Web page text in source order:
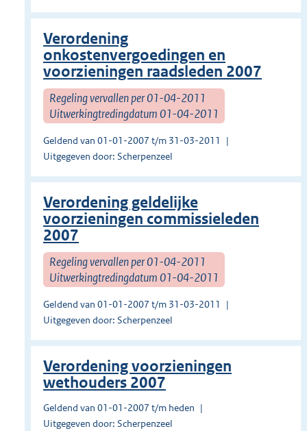
Verordening
onkostenvergoedingen en
voorzieningen raadsleden 2007
Regeling vervallen per 01-04-2011
Uitwerkingtredingdatum 01-04-2011
Geldend van 01-01-2007 t/m 31-03-2011
Uitgegeven door: Scherpenzeel
Verordening geldelijke
voorzieningen commissieleden
2007
Regeling vervallen per 01-04-2011
Uitwerkingtredingdatum 01-04-2011
Geldend van 01-01-2007 t/m 31-03-2011
Uitgegeven door: Scherpenzeel
Verordening voorzieningen
wethouders 2007
Geldend van 01-01-2007 t/m heden
Uitgegeven door: Scherpenzeel